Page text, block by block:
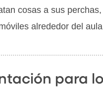
cosas a sus
alrededor del
para